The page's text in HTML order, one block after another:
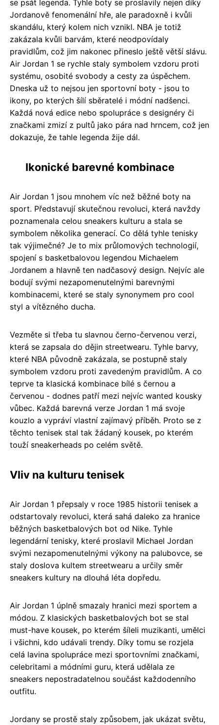
se psát legenda. Tyhle boty se proslavily nejen díky
Jordanově fenomenální hře, ale paradoxně i kvůli
skandálu, který kolem nich vznikl. NBA je totiž
zakázala kvůli barvám, které neodpovídaly
pravidlům, což jim nakonec přineslo ještě větší slávu.
Air Jordan 1 se rychle staly symbolem vzdoru proti
systému, osobité svobody a cesty za úspěchem.
Dneska už to nejsou jen sportovní boty - jsou to
ikony, po kterých šílí sběratelé i módní nadšenci.
Každá nová edice nebo spolupráce s designéry či
značkami zmizí z pultů jako pára nad hrncem, což jen
dokazuje, že tahle legenda žije dál.
Ikonické barevné kombinace
Air Jordan 1 jsou mnohem víc než běžné boty na
sport. Představují skutečnou revoluci, která navždy
poznamenala celou sneakers kulturu a stala se
symbolem několika generací. Co dělá tyhle tenisky
tak výjimečné? Je to mix průlomových technologií,
spojení s basketbalovou legendou Michaelem
Jordanem a hlavně ten nadčasový design. Nejvíc ale
bodují svými nezapomenutelnými barevnými
kombinacemi, které se staly synonymem pro cool
styl a vítězného ducha.
Vezměte si třeba tu slavnou černo-červenou verzi,
která se zapsala do dějin streetwearu. Tyhle barvy,
které NBA původně zakázala, se postupně staly
symbolem vzdoru proti zavedeným pravidlům. A co
teprve ta klasická kombinace bílé s černou a
červenou - dodnes patří mezi nejvíc wanted kousky
vůbec. Každá barevná verze Jordan 1 má svoje
kouzlo a vypráví vlastní zajímavý příběh. Proto se z
těchto tenisek stal tak žádaný kousek, po kterém
touží sneakerheads po celém světě.
Vliv na kulturu tenisek
Air Jordan 1 přepsaly v roce 1985 historii tenisek a
odstartovaly revoluci, která sahá daleko za hranice
běžných basketbalových bot od Nike. Tyhle
legendární tenisky, které proslavil Michael Jordan
svými nezapomenutelnými výkony na palubovce, se
staly doslova kultem streetwearu a určily směr
sneakers kultury na dlouhá léta dopředu.
Air Jordan 1 úplně smazaly hranici mezi sportem a
módou. Z klasických basketbalových bot se stal
must-have kousek, po kterém šíleli muzikanti, umělci
i všichni, kdo udávali trendy. Díky tomu se rozjela
celá lavina spolupráce mezi sportovními značkami,
celebritami a módními guru, která udělala ze
sneakers nepostradatelnou součást každodenního
outfitu.
Jordany se prostě staly způsobem, jak ukázat světu,